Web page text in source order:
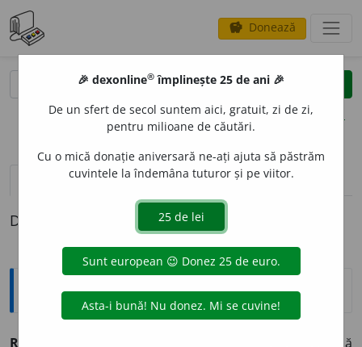
savings Donează
clear
opțiuni
definiții (1) pronunțievolume_up (50)
Definiția cu ID-ul 487367:
Explicative DEX
REPREZENT
persoană delegată să
🎉 dexonline® împlinește 25 de ani 🎉
De un sfert de secol suntem aici, gratuit, zi de zi,
pentru milioane de căutări.
Cu o mică donație aniversară ne-ați ajuta să păstrăm
cuvintele la îndemâna tuturor și pe viitor.